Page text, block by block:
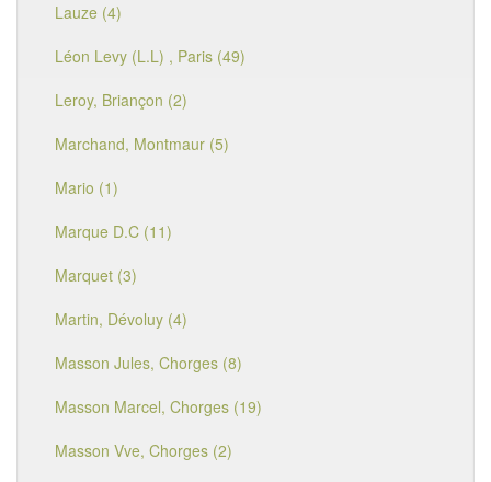
Lauze (4)
Léon Levy (L.L) , Paris (49)
Leroy, Briançon (2)
Marchand, Montmaur (5)
Mario (1)
Marque D.C (11)
Marquet (3)
Martin, Dévoluy (4)
Masson Jules, Chorges (8)
Masson Marcel, Chorges (19)
Masson Vve, Chorges (2)